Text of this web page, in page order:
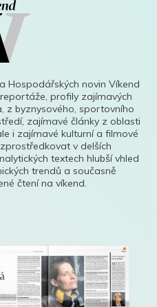
Hospodářských novin Víkend
profily zajímavých
z byznysového, sportovního
zajímavé články z oblasti
i zajímavé kulturní a filmové
v delších
textech hlubší vhled
trendů a současně
čtení na víkend.